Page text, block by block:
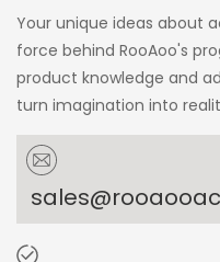
Your unique ideas about
force behind RooAoo's
product knowledge and
turn imagination into